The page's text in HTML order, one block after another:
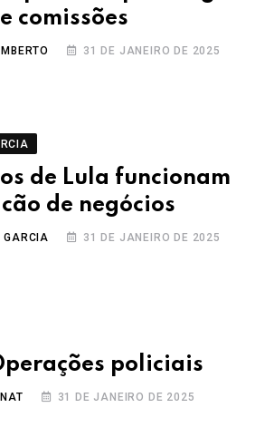
comissões
31 DE JANEIRO DE 2025
de Lula funcionam
de negócios
GARCIA 31 DE JANEIRO DE 2025
policiais
31 DE JANEIRO DE 2025